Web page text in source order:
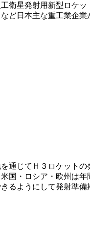
工衛星発射用新型ロケ
ど日本主な重工業企業
通じてＨ３ロケット
国・ロシア・欧州は
るようにして発射準